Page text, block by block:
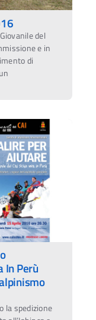
del
e in
di
In Perù
la spedizione